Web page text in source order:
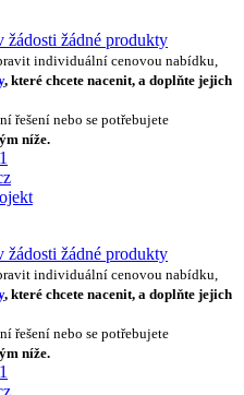
žádosti žádné produkty
individuální cenovou nabídku,
, které chcete nacenit, a doplňte jejich
řešení nebo se potřebujete
níže.
žádosti žádné produkty
individuální cenovou nabídku,
, které chcete nacenit, a doplňte jejich
řešení nebo se potřebujete
níže.